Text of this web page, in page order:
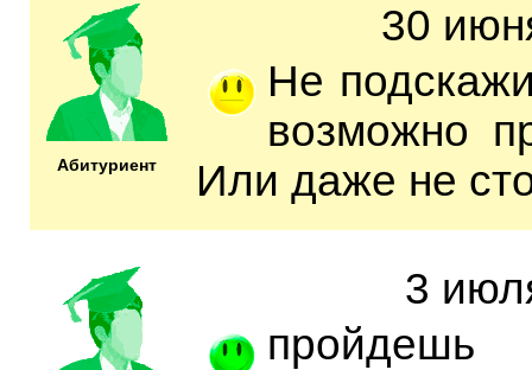
Абитуриент
30
Не
возможно
Или даже не
3
пройдешь